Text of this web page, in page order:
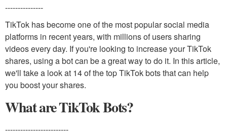
---------------
TikTok has become one of the most popular social media
platforms in recent years, with millions of users sharing
videos every day. If you're looking to increase your TikTok
shares, using a bot can be a great way to do it. In this article,
we'll take a look at 14 of the top TikTok bots that can help
you boost your shares.
What are TikTok Bots?
-------------------------